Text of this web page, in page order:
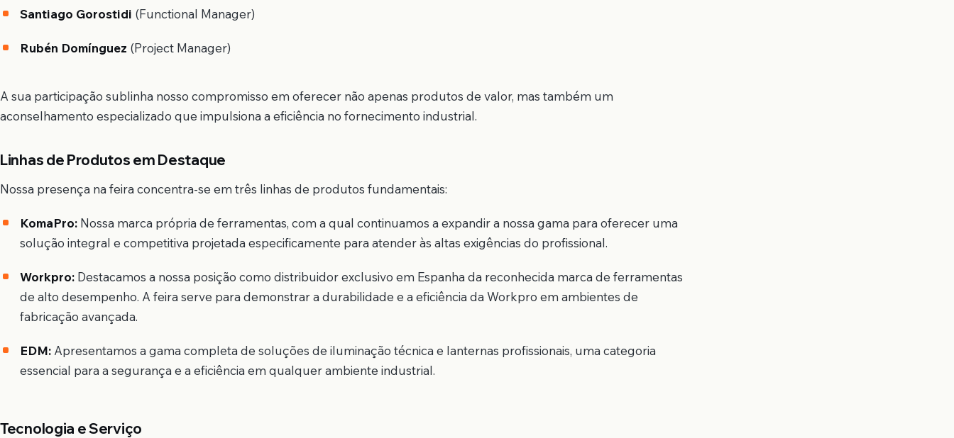
Santiago Gorostidi (Functional Manager)
Rubén Domínguez (Project Manager)
A sua participação sublinha nosso compromisso em oferecer não apenas produtos de valor, mas também um
aconselhamento especializado que impulsiona a eficiência no fornecimento industrial.
Linhas de Produtos em Destaque
Nossa presença na feira concentra-se em três linhas de produtos fundamentais:
KomaPro: Nossa marca própria de ferramentas, com a qual continuamos a expandir a nossa gama para oferecer uma
solução integral e competitiva projetada especificamente para atender às altas exigências do profissional.
Workpro: Destacamos a nossa posição como distribuidor exclusivo em Espanha da reconhecida marca de ferramentas
de alto desempenho. A feira serve para demonstrar a durabilidade e a eficiência da Workpro em ambientes de
fabricação avançada.
EDM: Apresentamos a gama completa de soluções de iluminação técnica e lanternas profissionais, uma categoria
essencial para a segurança e a eficiência em qualquer ambiente industrial.
Tecnologia e Serviço